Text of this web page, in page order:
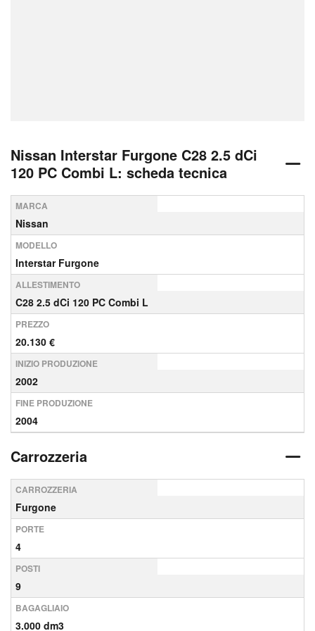
Nissan Interstar Furgone C28 2.5 dCi
120 PC Combi L: scheda tecnica
MARCA
Nissan
MODELLO
Interstar Furgone
ALLESTIMENTO
C28 2.5 dCi 120 PC Combi L
PREZZO
20.130 €
INIZIO PRODUZIONE
2002
FINE PRODUZIONE
2004
Carrozzeria
CARROZZERIA
Furgone
PORTE
4
POSTI
9
BAGAGLIAIO
3.000 dm3